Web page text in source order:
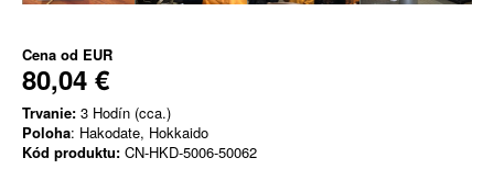
Cena od EUR
80,04 €
Trvanie: 3 Hodín (cca.)
Poloha: Hakodate, Hokkaido
Kód produktu: CN-HKD-5006-50062